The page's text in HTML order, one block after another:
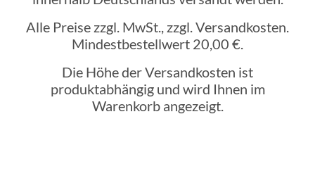
Alle Preise zzgl. MwSt., zzgl. Versandkosten.
Mindestbestellwert 20,00 €.
Die Höhe der Versandkosten ist
produktabhängig und wird Ihnen im
Warenkorb angezeigt.